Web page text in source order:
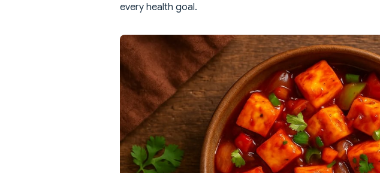
every health goal.